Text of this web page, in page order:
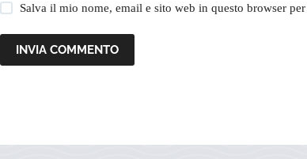
Salva il mio nome, email e sito web in questo browser
INVIA COMMENTO